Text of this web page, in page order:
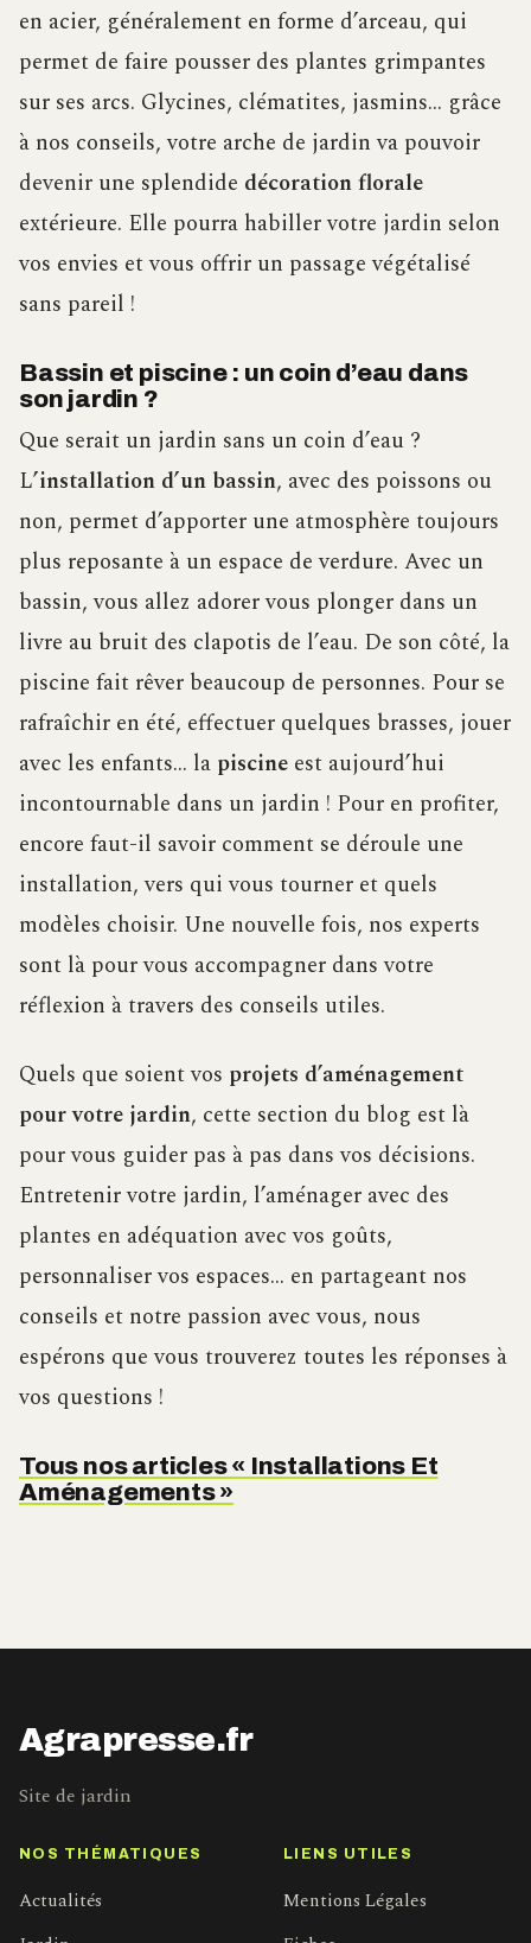
en acier, généralement en forme d’arceau, qui
permet de faire pousser des plantes grimpantes
sur ses arcs. Glycines, clématites, jasmins… grâce
à nos conseils, votre arche de jardin va pouvoir
devenir une splendide décoration florale
extérieure. Elle pourra habiller votre jardin selon
vos envies et vous offrir un passage végétalisé
sans pareil !
Bassin et piscine : un coin d’eau dans
son jardin ?
Que serait un jardin sans un coin d’eau ?
L’installation d’un bassin, avec des poissons ou
non, permet d’apporter une atmosphère toujours
plus reposante à un espace de verdure. Avec un
bassin, vous allez adorer vous plonger dans un
livre au bruit des clapotis de l’eau. De son côté, la
piscine fait rêver beaucoup de personnes. Pour se
rafraîchir en été, effectuer quelques brasses, jouer
avec les enfants… la piscine est aujourd’hui
incontournable dans un jardin ! Pour en profiter,
encore faut-il savoir comment se déroule une
installation, vers qui vous tourner et quels
modèles choisir. Une nouvelle fois, nos experts
sont là pour vous accompagner dans votre
réflexion à travers des conseils utiles.
Quels que soient vos projets d’aménagement
pour votre jardin, cette section du blog est là
pour vous guider pas à pas dans vos décisions.
Entretenir votre jardin, l’aménager avec des
plantes en adéquation avec vos goûts,
personnaliser vos espaces… en partageant nos
conseils et notre passion avec vous, nous
espérons que vous trouverez toutes les réponses à
vos questions !
Tous nos articles « Installations Et
Aménagements »
Agrapresse.fr
Site de jardin
NOS THÉMATIQUES
Actualités
LIENS UTILES
Mentions Légales